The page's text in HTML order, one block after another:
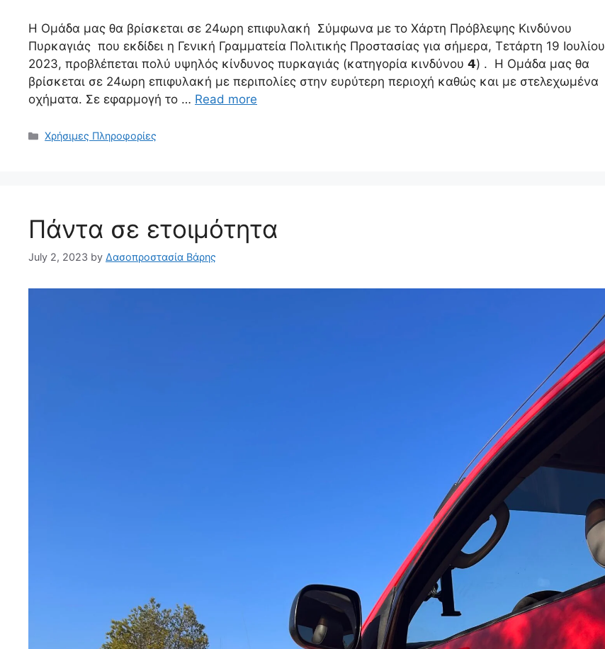
Η Ομάδα μας θα βρίσκεται σε 24ωρη επιφυλακή Σύμφωνα με το Χάρτη Πρόβλεψης Κινδύνου
Πυρκαγιάς που εκδίδει η Γενική Γραμματεία Πολιτικής Προστασίας για σήμερα, Τετάρτη 19 Ιουλίου
2023, προβλέπεται πολύ υψηλός κίνδυνος πυρκαγιάς (κατηγορία κινδύνου 𝟰) . Η Ομάδα μας θα
βρίσκεται σε 24ωρη επιφυλακή με περιπολίες στην ευρύτερη περιοχή καθώς και με στελεχωμένα
οχήματα. Σε εφαρμογή το … Read more
Χρήσιμες Πληροφορίες
Πάντα σε ετοιμότητα
July 2, 2023 by Δασοπροστασία Βάρης